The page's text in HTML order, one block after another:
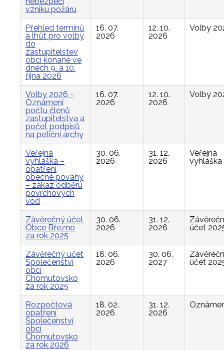
vzniku požáru
Přehled termínů
a lhůt pro volby
do
zastupitelstev
obcí konané ve
dnech 9. a 10.
října 2026
16. 07.
2026
12. 10.
2026
Volby
Volby 2026 –
Oznámení
počtu členů
zastupitelstva a
počet podpisů
na petiční archy
16. 07.
2026
12. 10.
2026
Volby
Veřejná
vyhláška –
opatření
obecné povahy
– zákaz odběru
povrchových
vod
30. 06.
2026
31. 12.
2026
Veřejná
vyhláška
Závěrečný účet
Obce Březno
za rok 2025
30. 06.
2026
31. 12.
2026
účet
Závěrečný účet
Společenství
obcí
Chomutovsko
za rok 2025
18. 06.
2026
30. 06.
2027
účet
Rozpočtová
opatření
Společenství
obcí
Chomutovsko
za rok 2026
18. 02.
2026
31. 12.
2026